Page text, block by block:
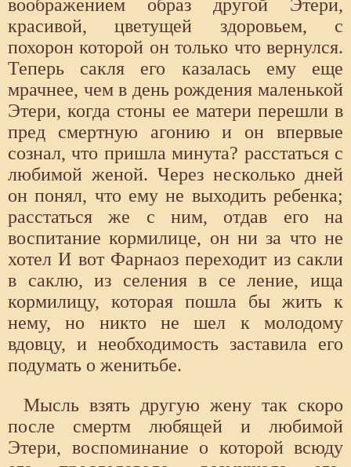
воображением образ другой Этери,
красивой, цветущей здоровьем, с
похорон которой он только что вернулся.
Теперь сакля его казалась ему еще
мрачнее, чем в день рождения маленькой
Этери, когда стоны ее матери перешли в
пред смертную агонию и он впервые
сознал, что пришла минута? расстаться с
любимой женой. Через несколько дней
он понял, что ему не выходить ребенка;
расстаться же с ним, отдав его на
воспитание кормилице, он ни за что не
хотел И вот Фарнаоз переходит из сакли
в саклю, из селения в се ление, ища
кормилицу, которая пошла бы жить к
нему, но никто не шел к молодому
вдовцу, и необходимость заставила его
подумать о женитьбе.
Мысль взять другую жену так скоро
после смертм любящей и любимой
Этери, воспоминание о которой всюду